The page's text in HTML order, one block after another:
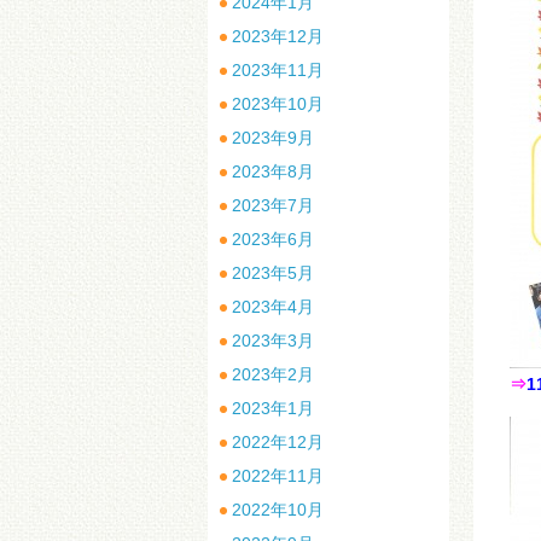
⇒
2023年12月
2023年11月
2023年10月
2023年9月
2023年8月
2023年7月
2023年6月
2023年5月
2023年4月
2023年3月
2023年2月
2023年1月
2022年12月
2022年11月
2022年10月